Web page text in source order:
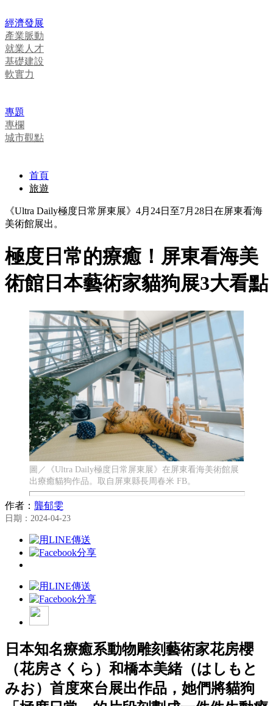
經濟發展
產業脈動
就業人才
基礎建設
軟實力
專題
專欄
城市觀點
首頁
旅遊
《Ultra Daily極度日常屏東展》4月24日至7月28日在屏東看海
美術館展出。
極度日常的療癒！屏東看海美
術館日本藝術家貓狗展3大看點
圖／《Ultra Daily極度日常屏東展》在屏東看海美術館展
出療癒貓狗作品。取自屏東縣長周春米 FB。
作者： 龔郁雯
日期：2024-04-23
日本知名療癒系動物雕刻藝術家花房櫻
（花房さくら）和橋本美緒（はしもと
みお）首度來台展出作品，她們將貓狗